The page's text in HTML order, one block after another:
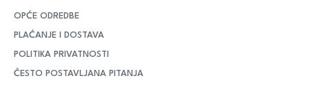
OPĆE ODREDBE
PLAĆANJE I DOSTAVA
POLITIKA PRIVATNOSTI
ČESTO POSTAVLJANA PITANJA